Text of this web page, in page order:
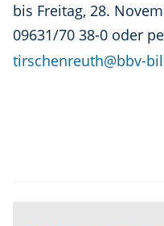
bis Freitag, 28.
09631/70 38-0 oder
tirschenreuth@bbv-